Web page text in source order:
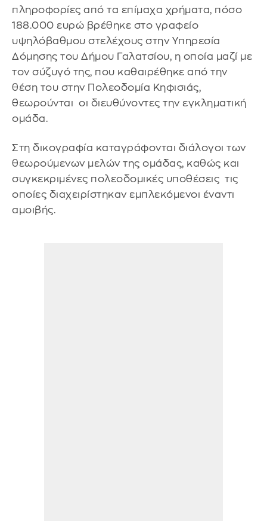
πληροφορίες από τα επίμαχα χρήματα, πόσο
188.000 ευρώ βρέθηκε στο γραφείο
υψηλόβαθμου στελέχους στην Υπηρεσία
Δόμησης του Δήμου Γαλατσίου, η οποία μαζί με
τον σύζυγό της, που καθαιρέθηκε από την
θέση του στην Πολεοδομία Κηφισιάς,
θεωρούνται οι διευθύνοντες την εγκληματική
ομάδα.
Στη δικογραφία καταγράφονται διάλογοι των
θεωρούμενων μελών της ομάδας, καθώς και
συγκεκριμένες πολεοδομικές υποθέσεις τις
οποίες διαχειρίστηκαν εμπλεκόμενοι έναντι
αμοιβής.